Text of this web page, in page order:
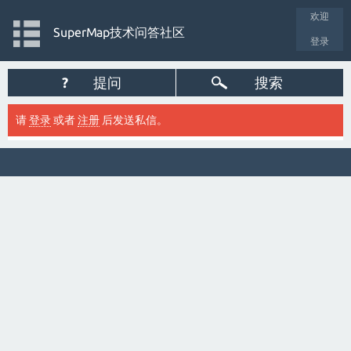
欢迎
登录
SuperMap技术问答社区
? 提问 搜索
请登录或者注册 后发送私信。